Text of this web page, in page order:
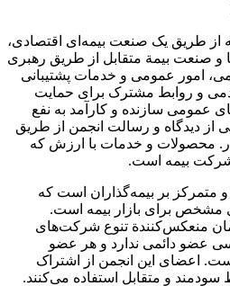
از طریق یک صنعت بیمه‌ای اقتصادی،
و صنعت بیمة متقابل از طریق رهبری
امور عمومی و خدمات پشتیبانی
و روابط مشترک برای حمایت
عمومی سازنده و کارآمد به نفع
از دیدگاه و رسالت انجمن از طریق
محصولات و خدمات با ارزش که
بیمه است.
و متمرکز بر بیمه‌گذاران است که
مشخص برای بازار بیمه است.
منعکس‌کنندة تنوع شرکت‌های
عضو دائمی ندارد و هر عضو
اعضای این انجمن از اشتراک
سودمند و متقابل استفاده می‌کنند.